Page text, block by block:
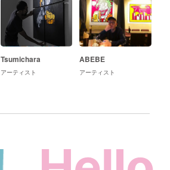
Tsumichara
アーティスト
ABEBE
アーティスト